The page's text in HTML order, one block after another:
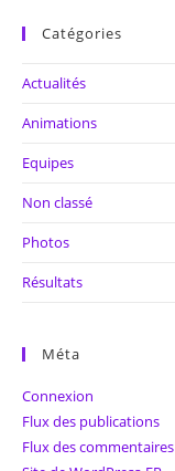
Catégories
Actualités
Animations
Equipes
Non classé
Photos
Résultats
Méta
Connexion
Flux des publications
Flux des commentaires